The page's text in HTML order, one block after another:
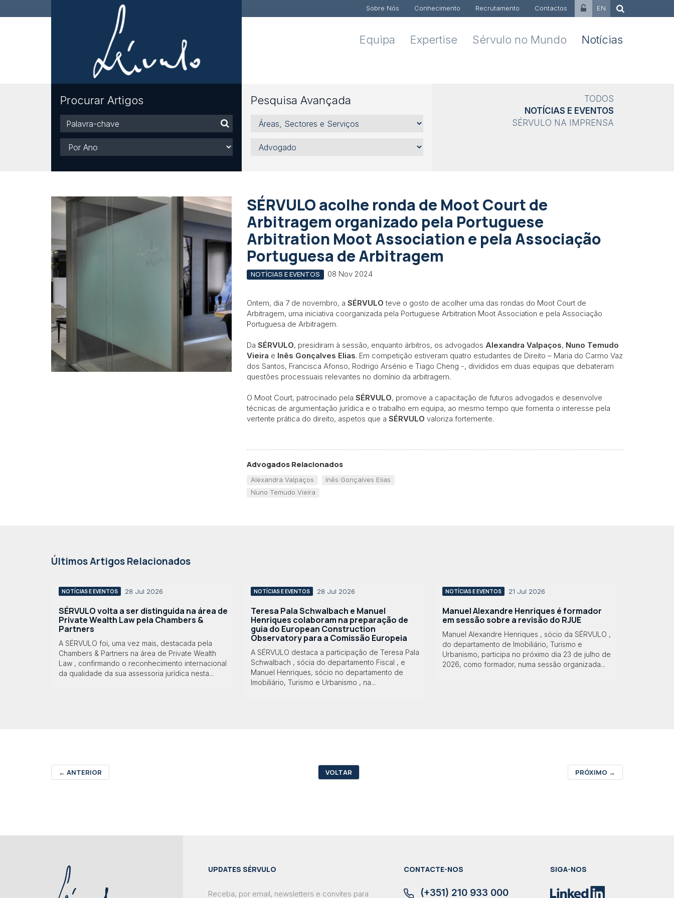
Sobre Nós Conhecimento Recrutamento Contactos EN
Equipa Expertise Sérvulo no Mundo Notícias
Procurar Artigos
Palavra-
chave
Ano
Pesquisa Avançada
Áreas,
Sectores
Serviços
Advogado
TODOS
NOTÍCIAS E EVENTOS
SÉRVULO NA IMPRENSA
SÉRVULO acolhe ronda de Moot Court de
Arbitragem organizado pela Portuguese
Arbitration Moot Association e pela Associação
Portuguesa de Arbitragem
NOTÍCIAS E EVENTOS 08 Nov 2024
Ontem, dia 7 de novembro, a SÉRVULOteve o gosto de acolher uma das rondas do Moot Court de
Arbitragem, uma iniciativa coorganizada pela Portuguese Arbitration Moot Association e pela Associação
Portuguesa de Arbitragem.
Da SÉRVULO, presidiram à sessão, enquanto árbitros, os advogados Alexandra Valpaços, Nuno Temudo
Vieira e Inês Gonçalves Elias. Em competição estiveram quatro estudantes de Direito – Maria do Carmo Vaz
dos Santos, Francisca Afonso, Rodrigo Arsénio e Tiago Cheng -, divididos em duas equipas que debateram
questões processuais relevantes no domínio da arbitragem.
O Moot Court, patrocinado pela SÉRVULO, promove a capacitação de futuros advogados e desenvolve
técnicas de argumentação jurídica e o trabalho em equipa, ao mesmo tempo que fomenta o interesse pela
vertente prática do direito, aspetos que a SÉRVULO valoriza fortemente.
Advogados Relacionados
Alexandra Valpaços
Inês Gonçalves Elias
Nuno Temudo Vieira
Últimos Artigos Relacionados
NOTÍCIAS E EVENTOS 28 Jul 2026
SÉRVULO volta a ser distinguida na área de
Private Wealth Law pela Chambers &
Partners
A SÉRVULO foi, uma vez mais, destacada pela
Chambers & Partners na área de Private Wealth
Law , confirmando o reconhecimento internacional
da qualidade da sua assessoria jurídica nesta...
NOTÍCIAS E EVENTOS 28 Jul 2026
Teresa Pala Schwalbach e Manuel
Henriques colaboram na preparação de
guia do European Construction
Observatory para a Comissão Europeia
A SÉRVULO destaca a participação de Teresa Pala
Schwalbach , sócia do departamento Fiscal , e
Manuel Henriques, sócio no departamento de
Imobiliário, Turismo e Urbanismo , na...
NOTÍCIAS E EVENTOS 21 Jul 2026
Manuel Alexandre Henriques é formador
em sessão sobre a revisão do RJUE
Manuel Alexandre Henriques , sócio da SÉRVULO ,
do departamento de Imobiliário, Turismo e
Urbanismo, participa no próximo dia 23 de julho de
2026, como formador, numa sessão organizada...
← ANTERIOR VOLTAR PRÓXIMO →
UPDATES SÉRVULO
Receba, por email, newsletters e convites para
CONTACTE-NOS
(+351) 210 933 000
SIGA-NOS